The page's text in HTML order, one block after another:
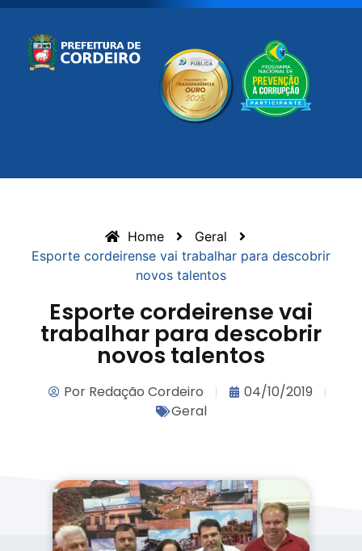
Home
Geral
Esporte cordeirense vai trabalhar para descobrir
novos talentos
Esporte cordeirense vai
trabalhar para descobrir
novos talentos
Por Redação Cordeiro
04/10/2019
Geral